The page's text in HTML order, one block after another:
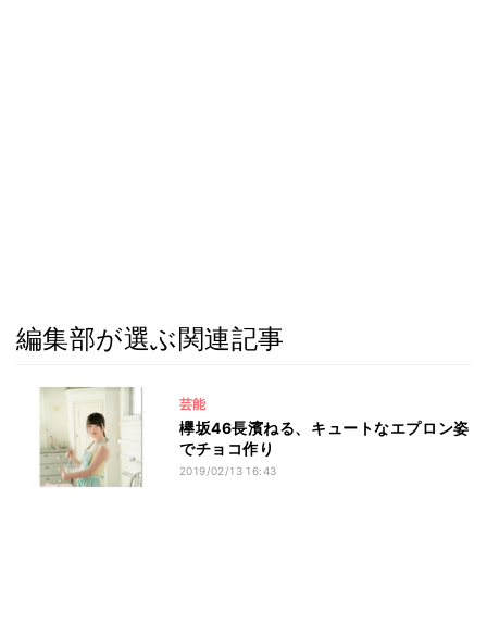
編集部が選ぶ関連記事
芸能
欅坂46長濱ねる、キュートなエプロン姿
でチョコ作り
2019/02/13 16:43